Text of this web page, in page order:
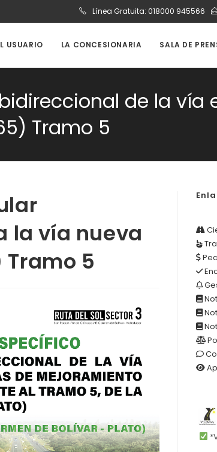
Línea Gratuita: 018000 945566
USUARIO LA CONCESIONARIA SALA DE
de la vía
Tramo 5
la vía nueva
Tramo 5